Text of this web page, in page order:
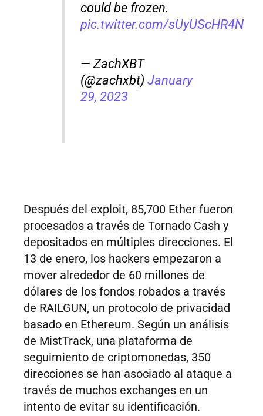
could be frozen.
pic.twitter.com/sUyUScHR4N
— ZachXBT
(@zachxbt)January
29, 2023
Después del exploit, 85,700 Ether fueron
procesados a través de Tornado Cash y
depositados en múltiples direcciones. El
13 de enero, los hackers empezaron a
mover alrededor de 60 millones de
dólares de los fondos robados a través
de RAILGUN, un protocolo de privacidad
basado en Ethereum. Según un análisis
de MistTrack, una plataforma de
seguimiento de criptomonedas, 350
direcciones se han asociado al ataque a
través de muchos exchanges en un
intento de evitar su identificación.